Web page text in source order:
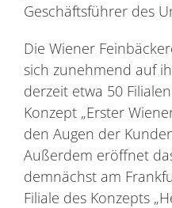
Geschäftsführer des
Die Wiener
sich zunehmend auf
derzeit etwa 50
Konzept „Erster
den Augen der
Außerdem eröffnet
demnächst am
Filiale des Konzepts